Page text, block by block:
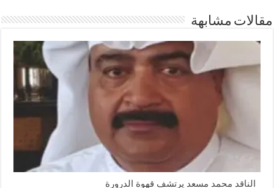
مقالات مشابهة
الناقد محمد مسعد يرتشف قهوة الدرورة